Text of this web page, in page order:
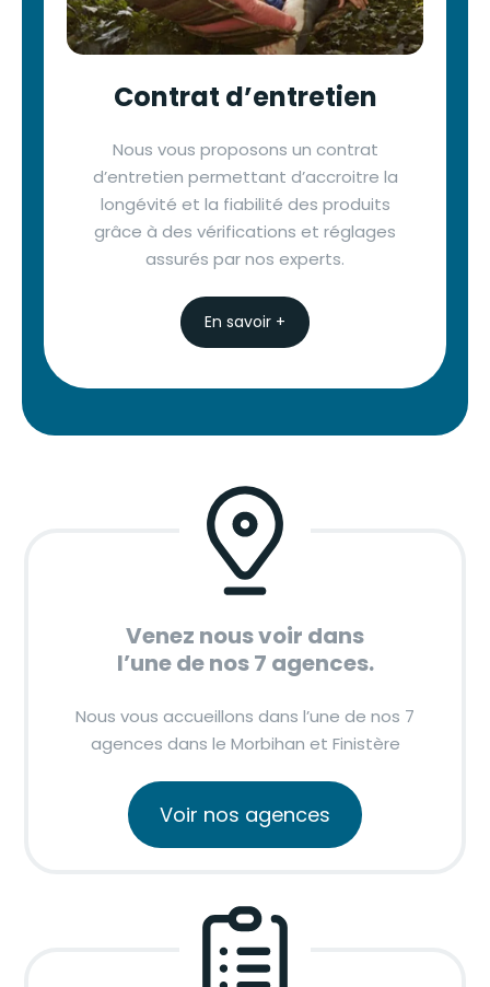
Contrat d’entretien
Nous vous proposons un contrat
d’entretien permettant d’accroitre la
longévité et la fiabilité des produits
grâce à des vérifications et réglages
assurés par nos experts.
En savoir +
Venez nous voir dans
l’une de nos 7 agences.
Nous vous accueillons dans l’une de nos 7
agences dans le Morbihan et Finistère
Voir nos agences